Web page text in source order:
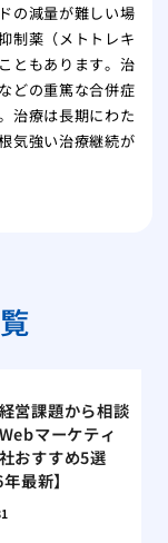
の減量が難しい場
制薬（メトトレキ
ともあります。治
どの重篤な合併症
治療は長期にわた
気強い治療継続が
営課題から相談
マーケティ
おすすめ5選
最新】